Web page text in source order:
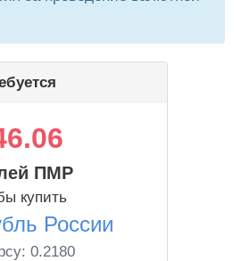
ПМР
купить
России
0.2180